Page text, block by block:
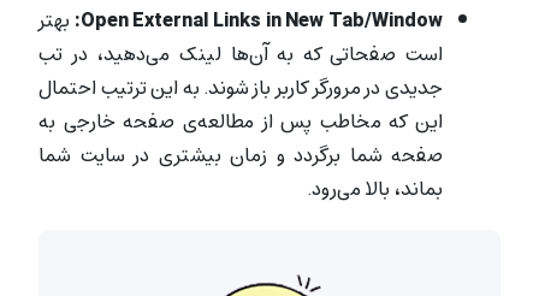
Open External Links in New Tab/Window: بهتر
است صفحاتی که به آن‌ها لینک می‌دهید، در تب
جدیدی در مرورگر کاربر باز شوند. به این ترتیب احتمال
این که مخاطب پس از مطالعه‌ی صفحه خارجی به
صفحه شما برگردد و زمان بیشتری در سایت‌ شما
بماند، بالا می‌رود.